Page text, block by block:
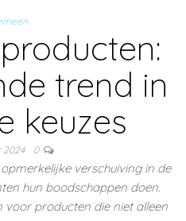
trend in
keuzes
2024 0
verschuiving in de
hun boodschappen doen.
voor producten die niet alleen